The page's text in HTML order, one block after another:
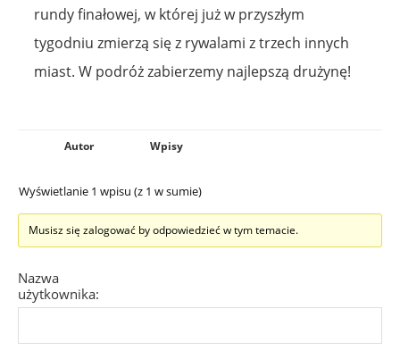
rundy finałowej, w której już w przyszłym
tygodniu zmierzą się z rywalami z trzech innych
miast. W podróż zabierzemy najlepszą drużynę!
Autor Wpisy
Wyświetlanie 1 wpisu (z 1 w sumie)
Musisz się zalogować by odpowiedzieć w tym temacie.
Nazwa
użytkownika: